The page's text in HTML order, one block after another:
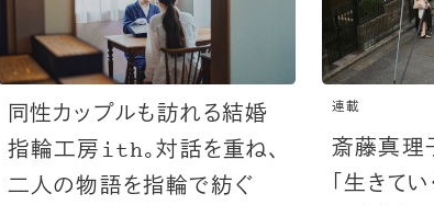
同性カップルも訪れる結婚
指輪工房ith。対話を重ね、
二人の物語を指輪で紡ぐ
連載
斎藤真理
「生きて